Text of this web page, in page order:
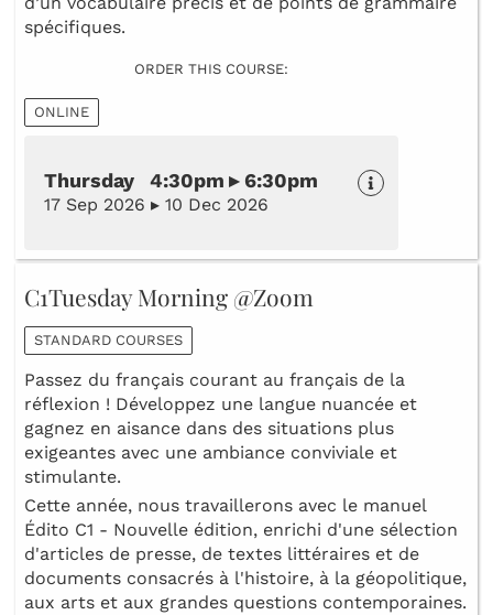
spécifiques.
ORDER THIS COURSE:
ONLINE
Thursday 4:30pm ▸ 6:30pm
17 Sep 2026 ▸ 10 Dec 2026
C1Tuesday Morning @Zoom
STANDARD COURSES
Passez du français courant au français de la
réflexion ! Développez une langue nuancée et
gagnez en aisance dans des situations plus
exigeantes avec une ambiance conviviale et
stimulante.
Cette année, nous travaillerons avec le manuel
Édito C1 - Nouvelle édition, enrichi d'une sélection
d'articles de presse, de textes littéraires et de
documents consacrés à l'histoire, à la géopolitique,
aux arts et aux grandes questions contemporaines.